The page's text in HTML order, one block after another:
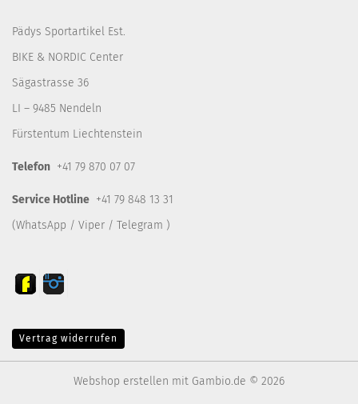
Pädys Sportartikel Est.
BIKE & NORDIC Center
Sägastrasse 36
LI – 9485 Nendeln
Fürstentum Liechtenstein
Telefon +41 79 870 07 07
Service Hotline +41 79 848 13 31
(WhatsApp / Viper / Telegram )
Vertrag widerrufen
Webshop erstellen mit Gambio.de © 2026